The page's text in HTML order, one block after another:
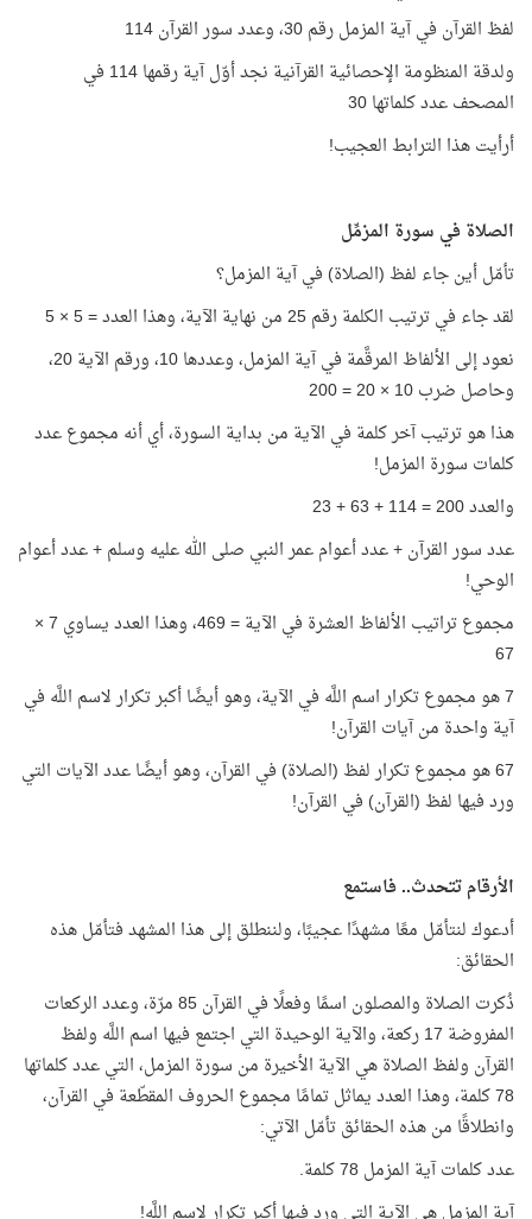
لفظ القرآن في آية المزمل رقم 30، وعدد سور القرآن 114
ولدقة المنظومة الإحصائية القرآنية نجد أوّل آية رقمها 114 في
المصحف عدد كلماتها 30
أرأيت هذا الترابط العجيب!
الصلاة في سورة المزمِّل
تأمّل أين جاء لفظ (الصلاة) في آية المزمل؟
لقد جاء في ترتيب الكلمة رقم 25 من نهاية الآية، وهذا العدد = 5 × 5
نعود إلى الألفاظ المرقَّمة في آية المزمل، وعددها 10، ورقم الآية 20،
وحاصل ضرب 10 × 20 = 200
هذا هو ترتيب آخر كلمة في الآية من بداية السورة، أي أنه مجموع عدد
كلمات سورة المزمل!
والعدد 200 = 114 + 63 + 23
عدد سور القرآن + عدد أعوام عمر النبي صلى الله عليه وسلم + عدد أعوام
الوحي!
مجموع تراتيب الألفاظ العشرة في الآية = 469، وهذا العدد يساوي 7 ×
67
7 هو مجموع تكرار اسم اللَّه في الآية، وهو أيضًا أكبر تكرار لاسم اللَّه في
آية واحدة من آيات القرآن!
67 هو مجموع تكرار لفظ (الصلاة) في القرآن، وهو أيضًا عدد الآيات التي
ورد فيها لفظ (القرآن) في القرآن!
الأرقام تتحدث.. فاستمع
أدعوك لنتأمّل معًا مشهدًا عجيبًا، ولننطلق إلى هذا المشهد فتأمّل هذه
الحقائق:
ذُكرت الصلاة والمصلون اسمًا وفعلًا في القرآن 85 مرّة، وعدد الركعات
المفروضة 17 ركعة، والآية الوحيدة التي اجتمع فيها اسم اللَّه ولفظ
القرآن ولفظ الصلاة هي الآية الأخيرة من سورة المزمل، التي عدد كلماتها
78 كلمة، وهذا العدد يماثل تمامًا مجموع الحروف المقطّعة في القرآن،
وانطلاقًا من هذه الحقائق تأمّل الآتي:
عدد كلمات آية المزمل 78 كلمة.